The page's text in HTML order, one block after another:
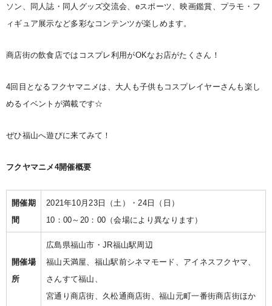
ソン、同人誌・同人グッズ交流会、eスポーツ、映画鑑賞、プラモ・フ
ィギュア展示など多彩なコンテンツが楽しめます。
商店街の飲食店ではコスプレ利用がOKなお店がたくさん！
4回目となるフクヤマニメは、大人も子供もコスプレイヤーさんも楽し
めるイベントが満載です☆
ぜひ福山へ遊びに来てみて！
フクヤマニメ4開催概要
開催期
間
2021年10月23日（土）・24日（日）
10：00～20：00（会場により異なります）
開催場
所
広島県福山市・JR福山駅周辺
福山天満屋、福山駅前シネマモード、アイネスフクヤマ、
さんすて福山、
宮通り商店街、久松通商店街、福山元町一番街商店街ほか